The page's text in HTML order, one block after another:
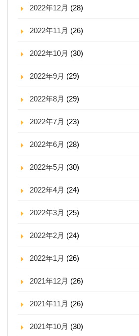
2022年12月 (28)
2022年11月 (26)
2022年10月 (30)
2022年9月 (29)
2022年8月 (29)
2022年7月 (23)
2022年6月 (28)
2022年5月 (30)
2022年4月 (24)
2022年3月 (25)
2022年2月 (24)
2022年1月 (26)
2021年12月 (26)
2021年11月 (26)
2021年10月 (30)